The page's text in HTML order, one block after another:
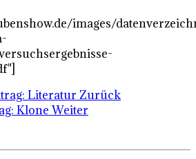
images/
Literatur Zurück
KloneWeiter